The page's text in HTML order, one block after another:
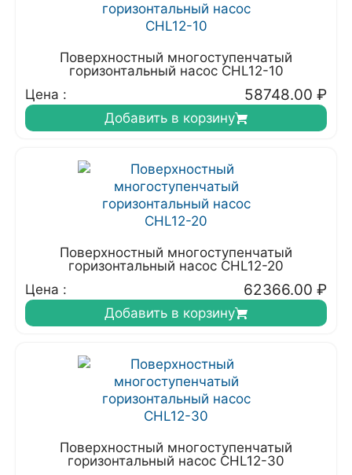
Поверхностный многоступенчатый
горизонтальный насос CHL12-10
Цена :
58748.00 ₽
Добавить в корзину
Поверхностный многоступенчатый
горизонтальный насос CHL12-20
Цена :
62366.00 ₽
Добавить в корзину
Поверхностный многоступенчатый
горизонтальный насос CHL12-30